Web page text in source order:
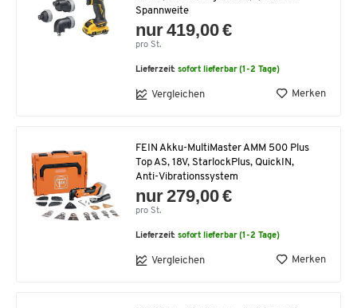
Spannweite
nur 419,00 €
pro St.
Lieferzeit:sofort lieferbar (1-2 Tage)
Vergleichen Merken
FEIN Akku-MultiMaster AMM 500 Plus
Top AS, 18V, StarlockPlus, QuickIN,
Anti-Vibrationssystem
nur 279,00 €
pro St.
Lieferzeit:sofort lieferbar (1-2 Tage)
Vergleichen Merken